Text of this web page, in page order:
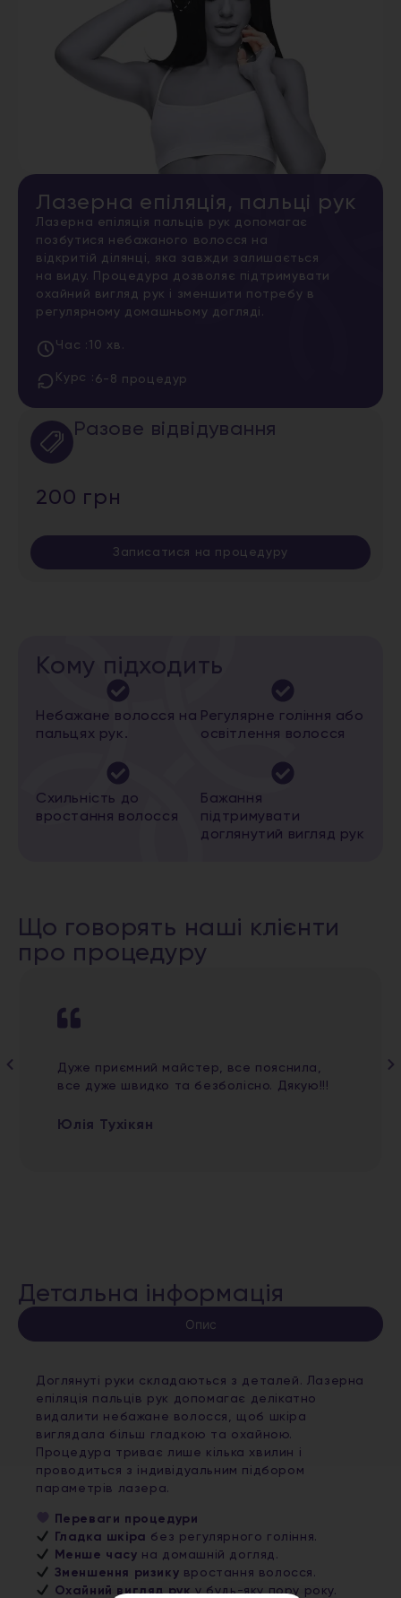
Лазерна епіляція, пальці рук
Лазерна епіляція пальців рук допомагає
позбутися небажаного волосся на
відкритій ділянці, яка завжди залишається
на виду. Процедура дозволяє підтримувати
охайний вигляд рук і зменшити потребу в
регулярному домашньому догляді.
Час : 10 хв.
Курс : 6-8 процедур
Разове відвідування
200 грн
Записатися на процедуру
Кому підходить
Небажане волосся на
пальцях рук.
Регулярне гоління або
освітлення волосся
Схильність до
вростання волосся
Бажання
підтримувати
доглянутий вигляд рук
Що говорять наші клієнти
про процедуру
Дуже приємний майстер, все пояснила,
все дуже швидко та безболісно. Дякую!!!
Юлія Тухікян
Детальна інформація
Опис
Доглянуті руки складаються з деталей. Лазерна
епіляція пальців рук допомагає делікатно
видалити небажане волосся, щоб шкіра
виглядала більш гладкою та охайною.
Процедура триває лише кілька хвилин і
проводиться з індивідуальним підбором
параметрів лазера.
Переваги процедури
Гладка шкіра без регулярного гоління.
Менше часу на домашній догляд.
Зменшення ризику вростання волосся.
Охайний вигляд руку будь-яку пору року.